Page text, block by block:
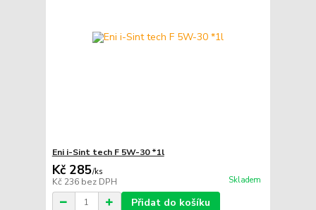
Eni i-Sint tech F 5W-30 *1l
Kč 285/ks
Kč 236 bez DPH Skladem
Přidat do košíku